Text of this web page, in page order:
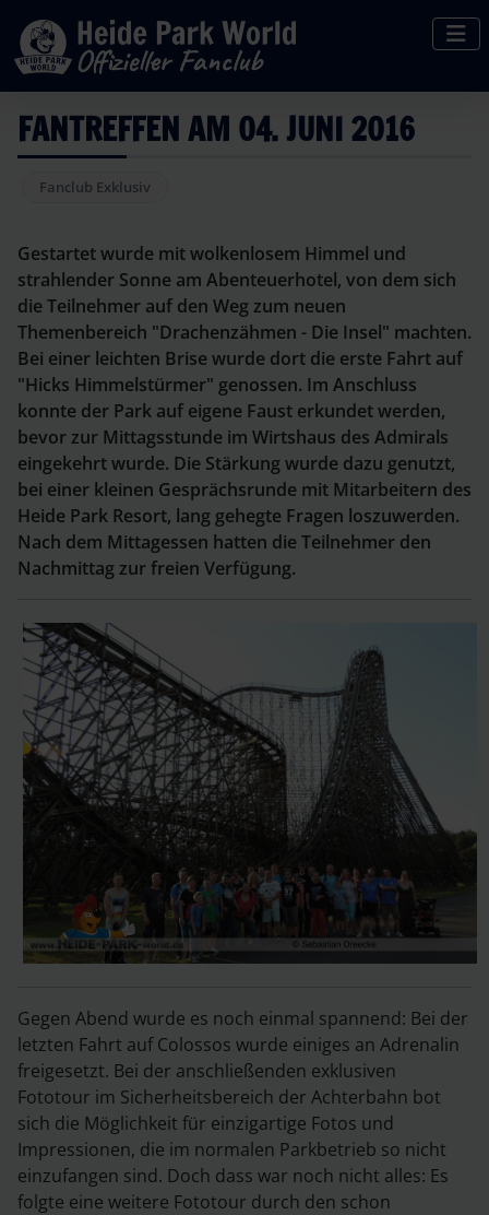
FANTREFFEN AM 04. JUNI 2016
Fanclub Exklusiv
Gestartet wurde mit wolkenlosem Himmel und
strahlender Sonne am Abenteuerhotel, von dem sich
die Teilnehmer auf den Weg zum neuen
Themenbereich "Drachenzähmen - Die Insel" machten.
Bei einer leichten Brise wurde dort die erste Fahrt auf
"Hicks Himmelstürmer" genossen. Im Anschluss
konnte der Park auf eigene Faust erkundet werden,
bevor zur Mittagsstunde im Wirtshaus des Admirals
eingekehrt wurde. Die Stärkung wurde dazu genutzt,
bei einer kleinen Gesprächsrunde mit Mitarbeitern des
Heide Park Resort, lang gehegte Fragen loszuwerden.
Nach dem Mittagessen hatten die Teilnehmer den
Nachmittag zur freien Verfügung.
Gegen Abend wurde es noch einmal spannend: Bei der
letzten Fahrt auf Colossos wurde einiges an Adrenalin
freigesetzt. Bei der anschließenden exklusiven
Fototour im Sicherheitsbereich der Achterbahn bot
sich die Möglichkeit für einzigartige Fotos und
Impressionen, die im normalen Parkbetrieb so nicht
einzufangen sind. Doch dass war noch nicht alles: Es
folgte eine weitere Fototour durch den schon